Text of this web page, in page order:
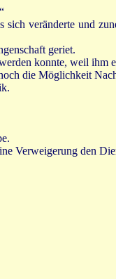
veränderte und
geriet.
konnte, weil ihm
die Möglichkeit
Verweigerung den